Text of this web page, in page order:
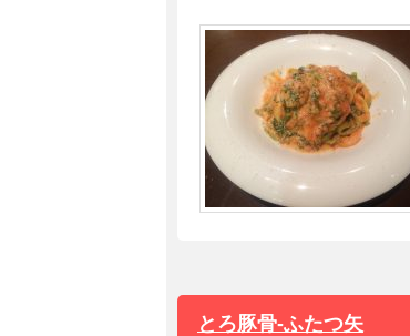
とろ豚骨-ふたつ矢